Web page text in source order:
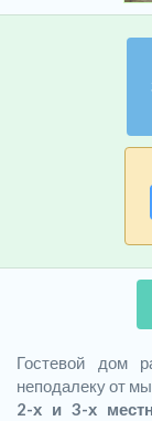
Гостевой дом
неподалеку от
2-х и 3-х